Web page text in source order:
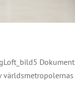
Dokument